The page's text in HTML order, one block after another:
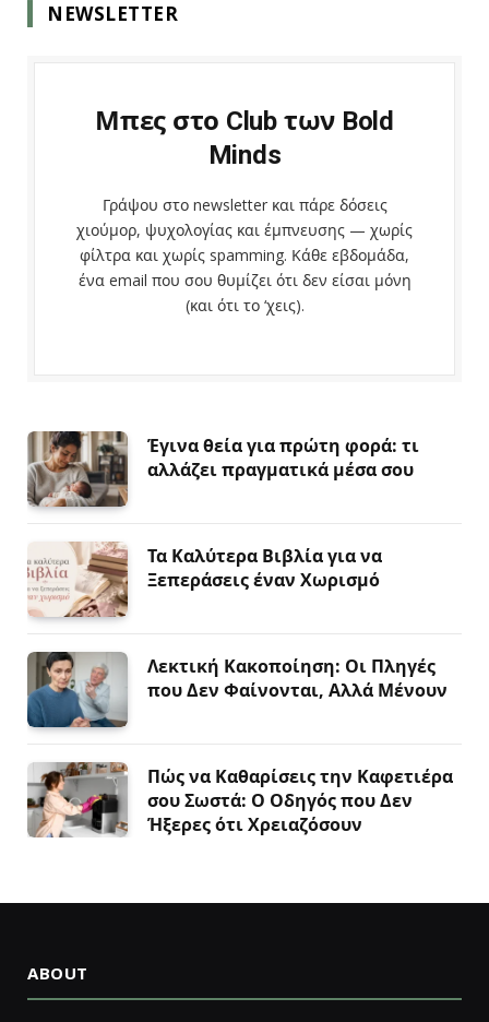
NEWSLETTER
Μπες στο Club των Bold
Minds
Γράψου στο newsletter και πάρε δόσεις
χιούμορ, ψυχολογίας και έμπνευσης — χωρίς
φίλτρα και χωρίς spamming. Κάθε εβδομάδα,
ένα email που σου θυμίζει ότι δεν είσαι μόνη
(και ότι το ‘χεις).
Έγινα θεία για πρώτη φορά: τι
αλλάζει πραγματικά μέσα σου
Τα Καλύτερα Βιβλία για να
Ξεπεράσεις έναν Χωρισμό
Λεκτική Κακοποίηση: Οι Πληγές
που Δεν Φαίνονται, Αλλά Μένουν
Πώς να Καθαρίσεις την Καφετιέρα
σου Σωστά: Ο Οδηγός που Δεν
Ήξερες ότι Χρειαζόσουν
ABOUT